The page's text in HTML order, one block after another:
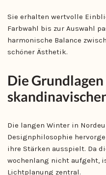
Sie erhalten wertvolle
Farbwahl bis zur Auswahl
harmonische Balance
schöner Ästhetik.
Die Grundlagen
Die langen Winter in
Designphilosophie
ihre Stärken ausspielt. Da
wochenlang nicht aufgeht,
Lichtplanung zentral.